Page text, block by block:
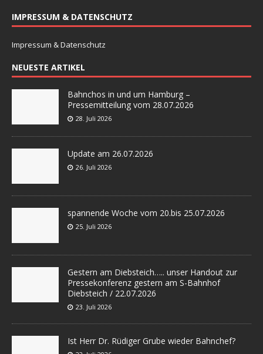
IMPRESSUM & DATENSCHUTZ
Impressum & Datenschutz
NEUESTE ARTIKEL
Bahnchos in und um Hamburg –
Pressemitteilung vom 28.07.2026
28. Juli 2026
Update am 26.07.2026
26. Juli 2026
spannende Woche vom 20.bis 25.07.2026
25. Juli 2026
Gestern am Diebsteich….. unser Handout zur
Pressekonferenz gestern am S-Bahnhof
Diebsteich / 22.07.2026
23. Juli 2026
Ist Herr Dr. Rüdiger Grube wieder Bahnchef?